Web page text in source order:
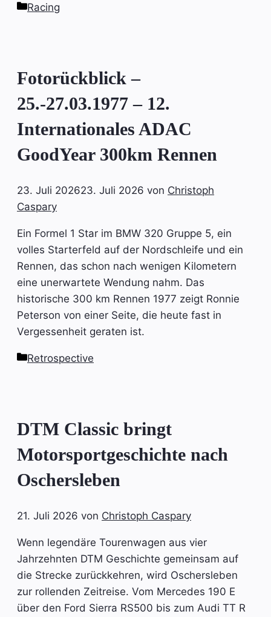
Kategorien
Racing
Fotorückblick –
25.-27.03.1977 – 12.
Internationales ADAC
GoodYear 300km Rennen
23. Juli 202623. Juli 2026 von Christoph
Caspary
Ein Formel 1 Star im BMW 320 Gruppe 5, ein
volles Starterfeld auf der Nordschleife und ein
Rennen, das schon nach wenigen Kilometern
eine unerwartete Wendung nahm. Das
historische 300 km Rennen 1977 zeigt Ronnie
Peterson von einer Seite, die heute fast in
Vergessenheit geraten ist.
Kategorien
Retrospective
DTM Classic bringt
Motorsportgeschichte nach
Oschersleben
21. Juli 2026 von Christoph Caspary
Wenn legendäre Tourenwagen aus vier
Jahrzehnten DTM Geschichte gemeinsam auf
die Strecke zurückkehren, wird Oschersleben
zur rollenden Zeitreise. Vom Mercedes 190 E
über den Ford Sierra RS500 bis zum Audi TT R